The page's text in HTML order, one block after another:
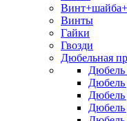
Винты
Гайки
Гвозди
Дюбельная
Дюбель
Дюбель
Дюбель